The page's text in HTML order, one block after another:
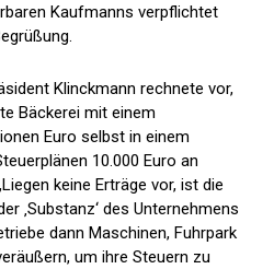
Kaufmanns verpflichtet
Klinckmann rechnete vor,
Bäckerei mit einem
Euro selbst in einem
10.000 Euro an
keine Erträge vor, ist die
‚Substanz‘ des Unternehmens
dann Maschinen, Fuhrpark
um ihre Steuern zu